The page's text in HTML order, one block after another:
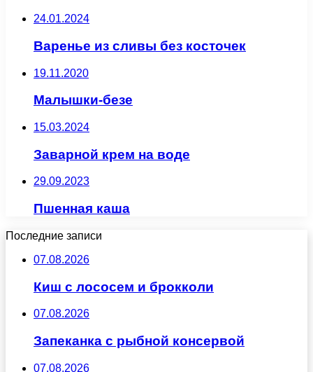
24.01.2024
Варенье из сливы без косточек
19.11.2020
Малышки-безе
15.03.2024
Заварной крем на воде
29.09.2023
Пшенная каша
Последние записи
07.08.2026
Киш с лососем и брокколи
07.08.2026
Запеканка с рыбной консервой
07.08.2026